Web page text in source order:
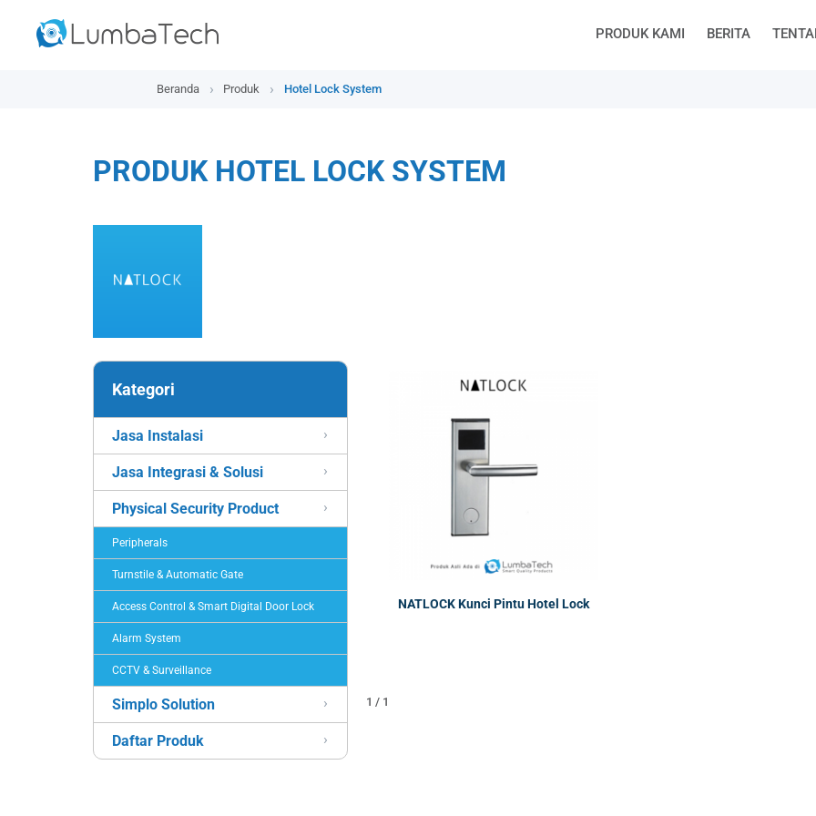
PRODUK KAMI BERITA
Beranda Produk Hotel Lock System
PRODUK HOTEL LOCK SYSTEM
Kategori
Jasa Instalasi
Jasa Integrasi & Solusi
Physical Security Product
Peripherals
Turnstile & Automatic Gate
Access Control & Smart Digital Door Lock
Alarm System
CCTV & Surveillance
Simplo Solution
Daftar Produk
NATLOCK Kunci Pintu Hotel Lock
1 / 1